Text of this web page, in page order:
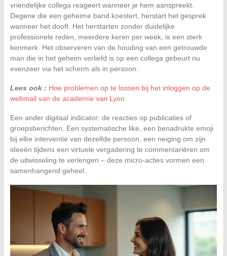
vriendelijke collega reageert wanneer je hem aanspreekt.
Degene die een geheime band koestert, herstart het gesprek
wanneer het dooft. Het herstarten zonder duidelijke
professionele reden, meerdere keren per week, is een sterk
kenmerk. Het observeren van de houding van een getrouwde
man die in het geheim verliefd is op een collega gebeurt nu
evenzeer via het scherm als in persoon.
Lees ook : Hoe problemen op te lossen bij het inloggen op de
webmail van de academie van Lyon
Een ander digitaal indicator: de reacties op publicaties of
groepsberichten. Een systematische like, een benadrukte emoji
bij elke interventie van dezelfde persoon, een neiging om zijn
ideeën tijdens een virtuele vergadering te commentariëren om
de uitwisseling te verlengen – deze micro-acties vormen een
samenhangend geheel.